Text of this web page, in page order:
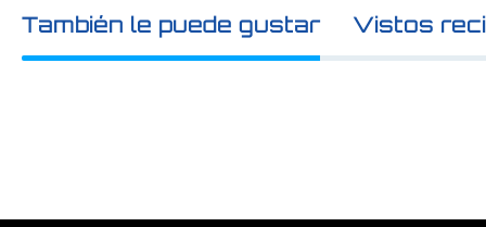
También le puede gustar Vistos